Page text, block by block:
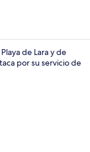
de Lara y de
por su servicio de